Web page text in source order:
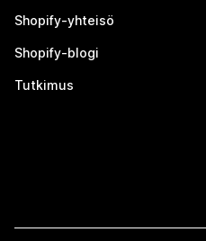
Shopify-yhteisö
Shopify-blogi
Tutkimus